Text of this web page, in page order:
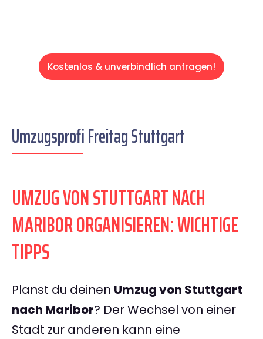
Kostenlos & unverbindlich anfragen!
Umzugsprofi Freitag Stuttgart
UMZUG VON STUTTGART NACH
MARIBOR ORGANISIEREN: WICHTIGE
TIPPS
Planst du deinen Umzug von Stuttgart
nach Maribor? Der Wechsel von einer
Stadt zur anderen kann eine